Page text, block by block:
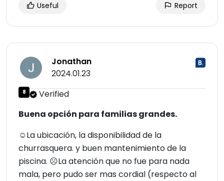
Useful Report
Jonathan
2024.01.23
8
Verified
Buena opción para familias grandes.
☺La ubicación, la disponibilidad de la
churrasquera. y buen mantenimiento de la
piscina. ☹La atención que no fue para nada
mala, pero pudo ser mas cordial (respecto al